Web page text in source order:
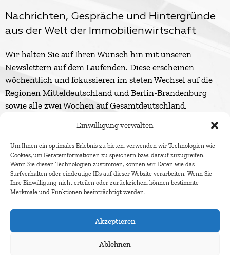
Einwilligung verwalten
Um Ihnen ein optimales Erlebnis zu bieten, verwenden wir Technologien wie
Cookies, um Geräteinformationen zu speichern bzw. darauf zuzugreifen.
Wenn Sie diesen Technologien zustimmen, können wir Daten wie das
Surfverhalten oder eindeutige IDs auf dieser Website verarbeiten. Wenn Sie
Ihre Einwilligung nicht erteilen oder zurückziehen, können bestimmte
Merkmale und Funktionen beeinträchtigt werden.
Akzeptieren
Ablehnen
Nachrichten, Gespräche und Hintergründe
aus der Welt der Immobilienwirtschaft
Wir halten Sie auf Ihren Wunsch hin mit unseren
Newslettern auf dem Laufenden. Diese erscheinen
wöchentlich und fokussieren im steten Wechsel auf die
Regionen Mitteldeutschland und Berlin-Brandenburg
sowie alle zwei Wochen auf Gesamtdeutschland.